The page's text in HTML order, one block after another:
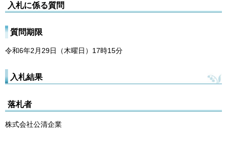
入札に係る質問
質問期限
令和6年2月29日（木曜日）17時15分
入札結果
落札者
株式会社公清企業